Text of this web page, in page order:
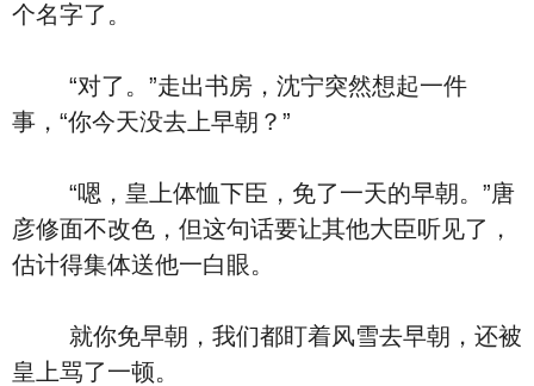
个名字了。
“对了。”走出书房，沈宁突然想起一件
事，“你今天没去上早朝？”
“嗯，皇上体恤下臣，免了一天的早朝。”唐
彦修面不改色，但这句话要让其他大臣听见了，
估计得集体送他一白眼。
就你免早朝，我们都盯着风雪去早朝，还被
皇上骂了一顿。